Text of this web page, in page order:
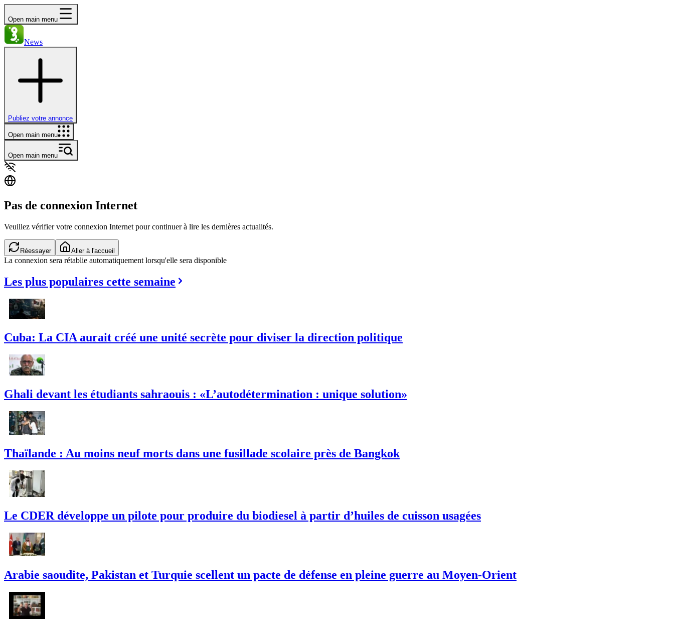
Open main menu
News
Publiez votre annonce
Open main menu
Open main menu
Pas de connexion Internet
Veuillez vérifier votre connexion Internet pour continuer à lire les dernières actualités.
Vérification de la connexion...
La connexion sera rétablie automatiquement lorsqu'elle sera disponible
Les plus populaires cette semaine
Cuba: La CIA aurait créé une unité secrète pour diviser la direction politique
Ghali devant les étudiants sahraouis : «L’autodétermination : unique solution»
Thaïlande : Au moins neuf morts dans une fusillade scolaire près de Bangkok
Le CDER développe un pilote pour produire du biodiesel à partir d’huiles de cuisson usagées
Arabie saoudite, Pakistan et Turquie scellent un pacte de défense en pleine guerre au Moyen-Orient